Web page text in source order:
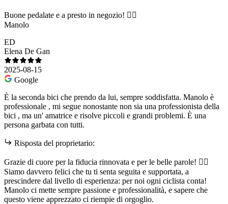
Buone pedalate e a presto in negozio! 🚴‍♂️
Manolo
ED
Elena De Gan
2025-08-15
Google
È la seconda bici che prendo da lui, sempre soddisfatta. Manolo è
professionale , mi segue nonostante non sia una professionista della
bici , ma un' amatrice e risolve piccoli e grandi problemi. È una
persona garbata con tutti.
Risposta del proprietario:
Grazie di cuore per la fiducia rinnovata e per le belle parole! 🚴‍♀️
Siamo davvero felici che tu ti senta seguita e supportata, a
prescindere dal livello di esperienza: per noi ogni ciclista conta!
Manolo ci mette sempre passione e professionalità, e sapere che
questo viene apprezzato ci riempie di orgoglio.